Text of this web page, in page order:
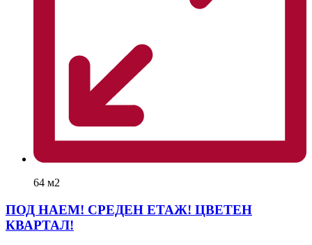
64 м2
ПОД НАЕМ! СРЕДЕН ЕТАЖ! ЦВЕТЕН
КВАРТАЛ!